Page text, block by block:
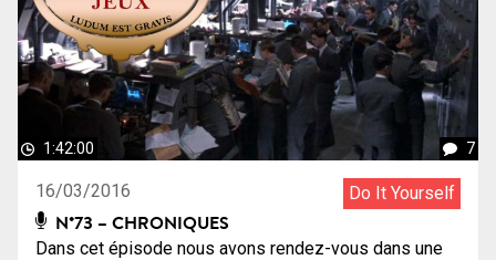
1:42:00 7
16/03/2016 Do It Yourself
N°73 – CHRONIQUES
Dans cet épisode nous avons rendez-vous dans une